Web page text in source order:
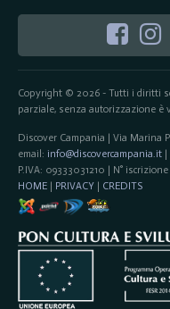
Copyright © 2026 - Tutti i diritti
parziale, senza autorizzazione è
Discover Campania | Via Marina
email: info@discovercampania.it|
P.IVA: 09333031210 | N° iscrizione
HOME| PRIVACY | CREDITS